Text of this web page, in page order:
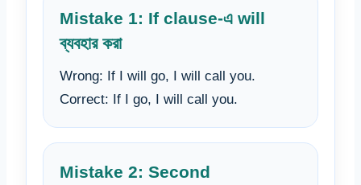
Mistake 1: If clause-এ will
ব্যবহার করা
Wrong: If I will go, I will call you.
Correct: If I go, I will call you.
Mistake 2: Second